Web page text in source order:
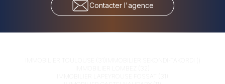
Contacter l'agence